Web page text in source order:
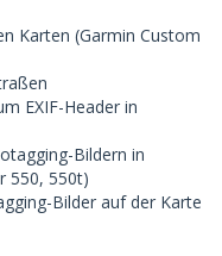
Karten (Garmin Custom
EXIF-Header in
Bildern in
550, 550t)
Bilder auf der Karte